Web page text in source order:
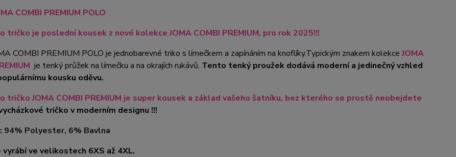
COMBI PREMIUM POLO
tričko je poslední kousek z nové kolekce JOMA COMBI PREMIUM, pro rok 2025!!!
COMBI PREMIUM POLO je jednobarevné triko s límečkem a zapínáním na knoflíky.Typickým znakem kolekceJOMA
je tenký průžek na límečku a na okrajích rukávů. Tento tenký proužek dodává moderní a jedinečný vzhled
kousku oděvu.
tričko JOMA COMBI PREMIUM je super kousek a základ vašeho šatníku, bez kterého se prostě neobejdete
tričko v moderním designu !!!
94% Polyester, 6% Bavlna
vyrábí ve velikostech 6XS až 4XL.